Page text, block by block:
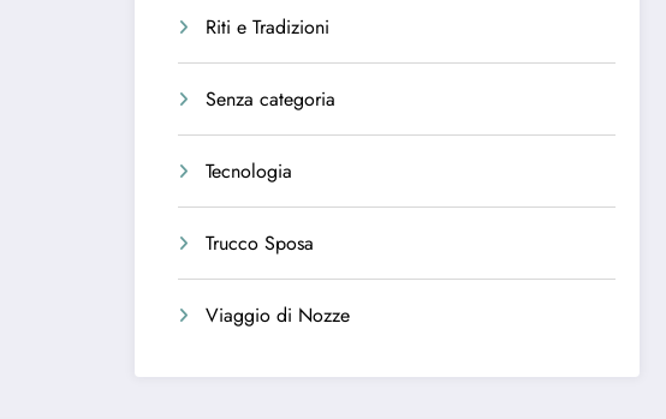
Riti e Tradizioni
Senza categoria
Tecnologia
Trucco Sposa
Viaggio di Nozze